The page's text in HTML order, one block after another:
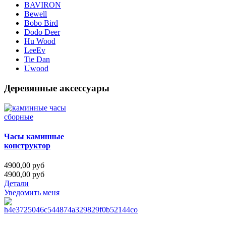
BAVIRON
Bewell
Bobo Bird
Dodo Deer
Hu Wood
LeeEv
Tie Dan
Uwood
Деревянные аксессуары
Часы каминные
конструктор
4900,00 руб
4900,00 руб
Детали
Уведомить меня